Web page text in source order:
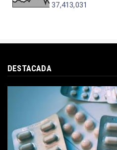
37,413,031
DESTACADA